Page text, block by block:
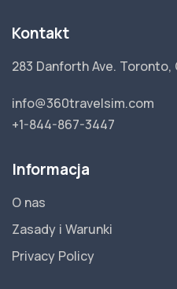
Kontakt
283 Danforth Ave. Toronto,
info@360travelsim.com
+1-844-867-3447
Informacja
O nas
Zasady i Warunki
Privacy Policy